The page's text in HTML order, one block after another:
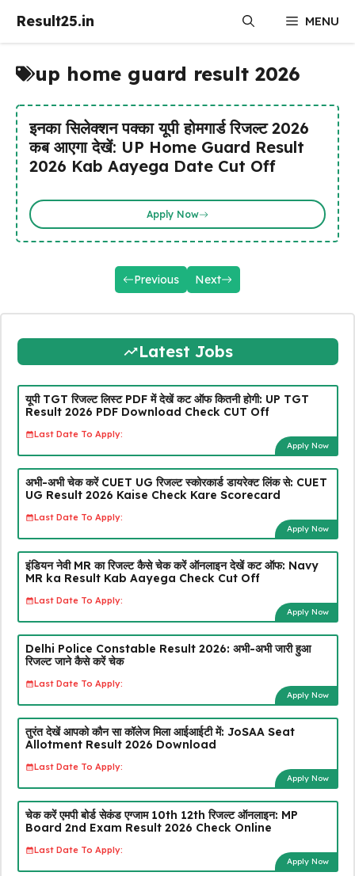
Result25.in MENU
up home guard result 2026
इनका सिलेक्शन पक्का यूपी होमगार्ड रिजल्ट 2026
कब आएगा देखें: UP Home Guard Result
2026 Kab Aayega Date Cut Off
Apply Now
Previous Next
Latest Jobs
यूपी TGT रिजल्ट लिस्ट PDF में देखें कट ऑफ कितनी होगी: UP TGT
Result 2026 PDF Download Check CUT Off
Last Date To Apply:
Apply Now
अभी-अभी चेक करें CUET UG रिजल्ट स्कोरकार्ड डायरेक्ट लिंक से: CUET
UG Result 2026 Kaise Check Kare Scorecard
Last Date To Apply:
Apply Now
इंडियन नेवी MR का रिजल्ट कैसे चेक करें ऑनलाइन देखें कट ऑफ: Navy
MR ka Result Kab Aayega Check Cut Off
Last Date To Apply:
Apply Now
Delhi Police Constable Result 2026: अभी-अभी जारी हुआ
रिजल्ट जाने कैसे करें चेक
Last Date To Apply:
Apply Now
तुरंत देखें आपको कौन सा कॉलेज मिला आईआईटी में: JoSAA Seat
Allotment Result 2026 Download
Last Date To Apply:
Apply Now
चेक करें एमपी बोर्ड सेकंड एग्जाम 10th 12th रिजल्ट ऑनलाइन: MP
Board 2nd Exam Result 2026 Check Online
Last Date To Apply:
Apply Now